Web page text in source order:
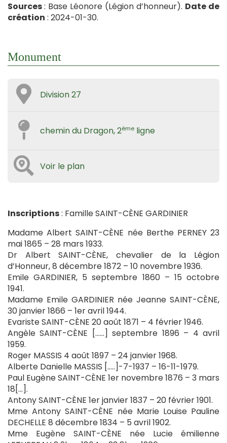
Sources: Base Léonore (Légion d’honneur). Date de
création : 2024-01-30.
Monument
Division 27
chemin du Dragon, 2ème ligne
Voir le plan
Inscriptions: Famille SAINT-CÈNE GARDINIER
Madame Albert SAINT-CÈNE née Berthe PERNEY 23
mai 1865 – 28 mars 1933.
Dr Albert SAINT-CÈNE, chevalier de la Légion
d’Honneur, 8 décembre 1872 – 10 novembre 1936.
Emile GARDINIER, 5 septembre 1860 – 15 octobre
1941.
Madame Emile GARDINIER née Jeanne SAINT-CÈNE,
30 janvier 1866 – 1er avril 1944.
Evariste SAINT-CÈNE 20 août 1871 – 4 février 1946.
Angèle SAINT-CÈNE [……] septembre 1896 – 4 avril
1959.
Roger MASSIS 4 août 1897 – 24 janvier 1968.
Alberte Danielle MASSIS […..]-7-1937 – 16-11-1979.
Paul Eugène SAINT-CÈNE 1er novembre 1876 – 3 mars
18[…].
Antony SAINT-CÈNE 1er janvier 1837 – 20 février 1901.
Mme Antony SAINT-CÈNE née Marie Louise Pauline
DECHELLE 8 décembre 1834 – 5 avril 1902.
Mme Eugène SAINT-CÈNE née Lucie émilienne